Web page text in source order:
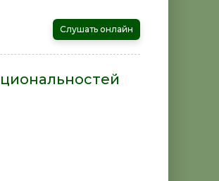
Слушать онлайн